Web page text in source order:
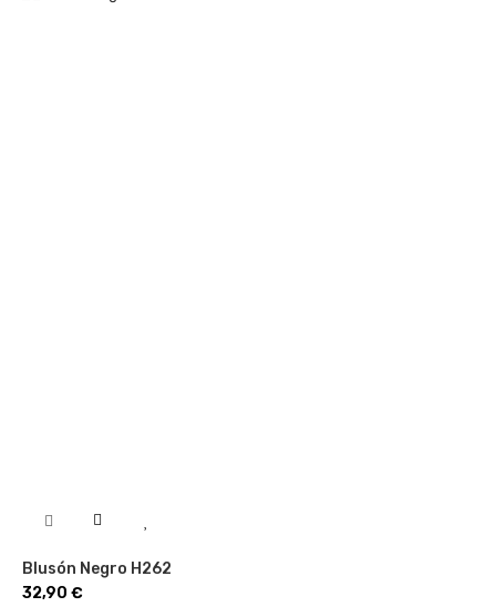
Blusón Negro H262
Precio
32,90 €